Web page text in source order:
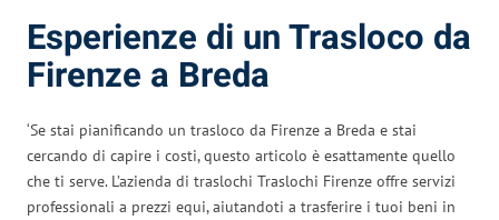
Esperienze di un Trasloco da
Firenze a Breda
‘Se stai pianificando un trasloco da Firenze a Breda e stai
cercando di capire i costi, questo articolo è esattamente quello
che ti serve. L’azienda di traslochi Traslochi Firenze offre servizi
professionali a prezzi equi, aiutandoti a trasferire i tuoi beni in